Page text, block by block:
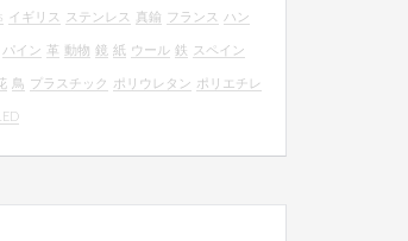
イギリス ステンレス 真鍮 フランス ハン
パイン 革 動物 鏡 紙 ウール 鉄 スペイン
鳥 プラスチック ポリウレタン ポリエチレ
LED